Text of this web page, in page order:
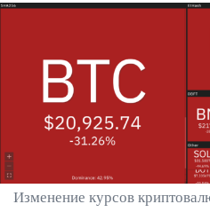
Изменение курсов